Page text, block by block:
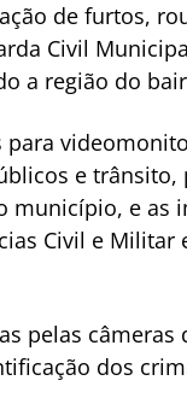
de furtos,
Civil
a região do
para
e
município, e as
Civil e Militar
pelas
dos